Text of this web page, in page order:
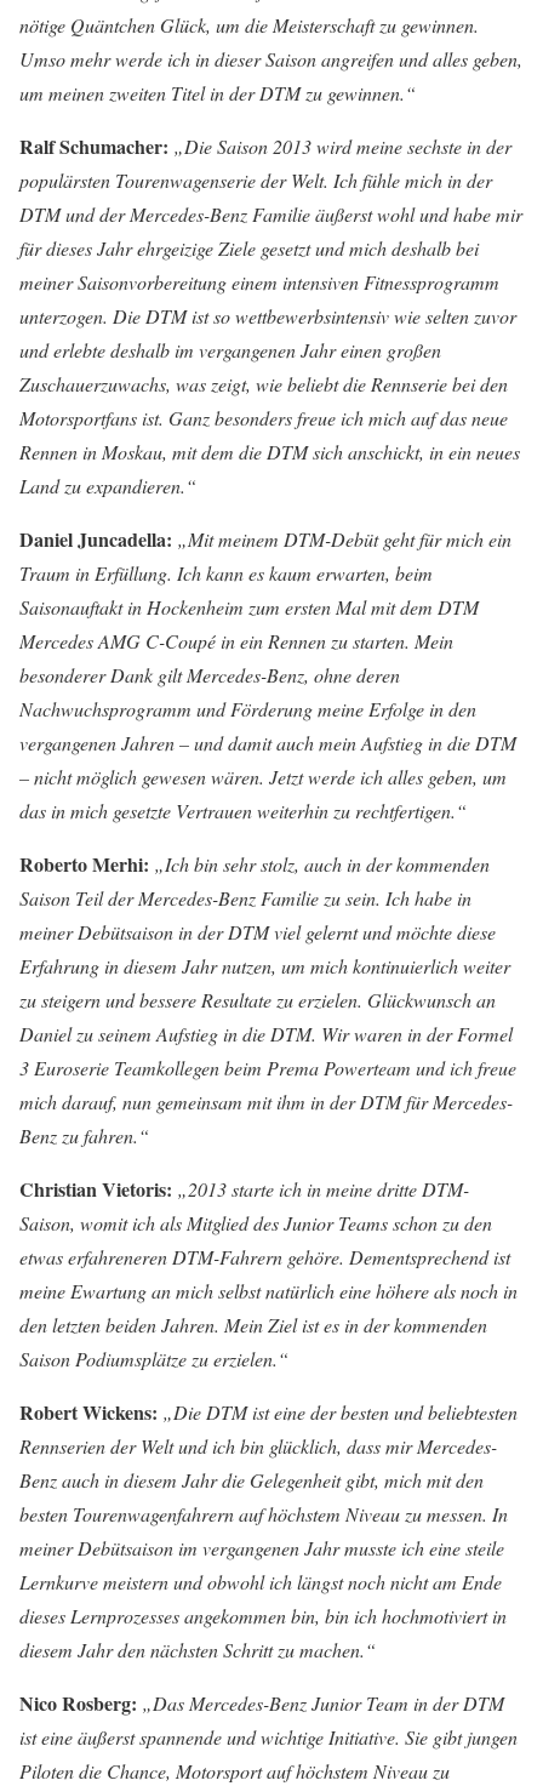
nötige Quäntchen Glück, um die Meisterschaft zu gewinnen.
Umso mehr werde ich in dieser Saison angreifen und alles geben,
um meinen zweiten Titel in der DTM zu gewinnen.“
Ralf Schumacher: „Die Saison 2013 wird meine sechste in der
populärsten Tourenwagenserie der Welt. Ich fühle mich in der
DTM und der Mercedes-Benz Familie äußerst wohl und habe mir
für dieses Jahr ehrgeizige Ziele gesetzt und mich deshalb bei
meiner Saisonvorbereitung einem intensiven Fitnessprogramm
unterzogen. Die DTM ist so wettbewerbsintensiv wie selten zuvor
und erlebte deshalb im vergangenen Jahr einen großen
Zuschauerzuwachs, was zeigt, wie beliebt die Rennserie bei den
Motorsportfans ist. Ganz besonders freue ich mich auf das neue
Rennen in Moskau, mit dem die DTM sich anschickt, in ein neues
Land zu expandieren.“
Daniel Juncadella: „Mit meinem DTM-Debüt geht für mich ein
Traum in Erfüllung. Ich kann es kaum erwarten, beim
Saisonauftakt in Hockenheim zum ersten Mal mit dem DTM
Mercedes AMG C-Coupé in ein Rennen zu starten. Mein
besonderer Dank gilt Mercedes-Benz, ohne deren
Nachwuchsprogramm und Förderung meine Erfolge in den
vergangenen Jahren – und damit auch mein Aufstieg in die DTM
– nicht möglich gewesen wären. Jetzt werde ich alles geben, um
das in mich gesetzte Vertrauen weiterhin zu rechtfertigen.“
Roberto Merhi: „Ich bin sehr stolz, auch in der kommenden
Saison Teil der Mercedes-Benz Familie zu sein. Ich habe in
meiner Debütsaison in der DTM viel gelernt und möchte diese
Erfahrung in diesem Jahr nutzen, um mich kontinuierlich weiter
zu steigern und bessere Resultate zu erzielen. Glückwunsch an
Daniel zu seinem Aufstieg in die DTM. Wir waren in der Formel
3 Euroserie Teamkollegen beim Prema Powerteam und ich freue
mich darauf, nun gemeinsam mit ihm in der DTM für Mercedes-
Benz zu fahren.“
Christian Vietoris: „2013 starte ich in meine dritte DTM-
Saison, womit ich als Mitglied des Junior Teams schon zu den
etwas erfahreneren DTM-Fahrern gehöre. Dementsprechend ist
meine Ewartung an mich selbst natürlich eine höhere als noch in
den letzten beiden Jahren. Mein Ziel ist es in der kommenden
Saison Podiumsplätze zu erzielen.“
Robert Wickens: „Die DTM ist eine der besten und beliebtesten
Rennserien der Welt und ich bin glücklich, dass mir Mercedes-
Benz auch in diesem Jahr die Gelegenheit gibt, mich mit den
besten Tourenwagenfahrern auf höchstem Niveau zu messen. In
meiner Debütsaison im vergangenen Jahr musste ich eine steile
Lernkurve meistern und obwohl ich längst noch nicht am Ende
dieses Lernprozesses angekommen bin, bin ich hochmotiviert in
diesem Jahr den nächsten Schritt zu machen.“
Nico Rosberg: „Das Mercedes-Benz Junior Team in der DTM
ist eine äußerst spannende und wichtige Initiative. Sie gibt jungen
Piloten die Chance, Motorsport auf höchstem Niveau zu